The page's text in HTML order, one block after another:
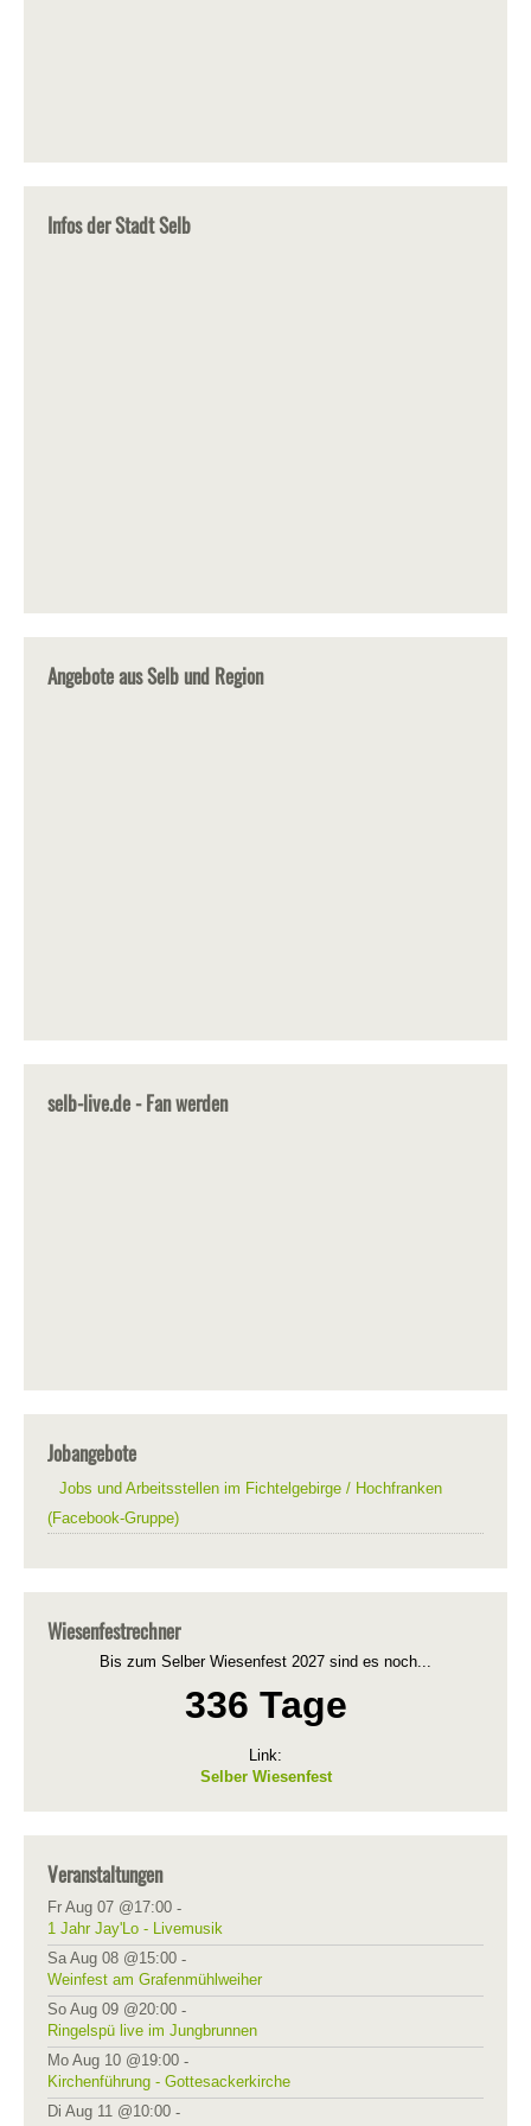
Infos der Stadt Selb
Angebote aus Selb und Region
selb-live.de - Fan werden
Jobangebote
Jobs und Arbeitsstellen im Fichtelgebirge / Hochfranken
(Facebook-Gruppe)
Wiesenfestrechner
Bis zum Selber Wiesenfest 2027 sind es noch...
336 Tage
Link:
Selber Wiesenfest
Veranstaltungen
Fr Aug 07 @17:00 -
1 Jahr Jay'Lo - Livemusik
Sa Aug 08 @15:00 -
Weinfest am Grafenmühlweiher
So Aug 09 @20:00 -
Ringelspü live im Jungbrunnen
Mo Aug 10 @19:00 -
Kirchenführung - Gottesackerkirche
Di Aug 11 @10:00 -